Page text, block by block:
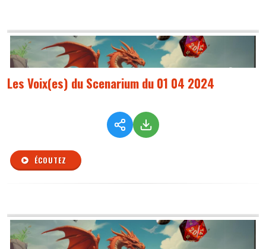
Les Voix(es) du Scenarium du 01 04 2024
ÉCOUTEZ